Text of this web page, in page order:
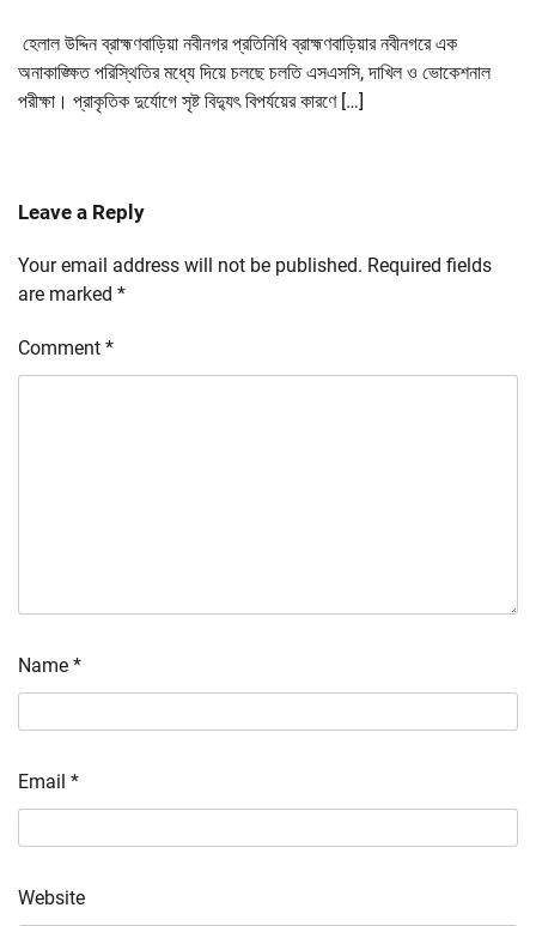
হেলাল উদ্দিন ব্রাহ্মণবাড়িয়া নবীনগর প্রতিনিধি ব্রাহ্মণবাড়িয়ার নবীনগরে এক
অনাকাঙ্ক্ষিত পরিস্থিতির মধ্যে দিয়ে চলছে চলতি এসএসসি, দাখিল ও ভোকেশনাল
পরীক্ষা। প্রাকৃতিক দুর্যোগে সৃষ্ট বিদ্যুৎ বিপর্যয়ের কারণে […]
Leave a Reply
Your email address will not be published. Required fields
are marked *
Comment *
Name *
Email *
Website